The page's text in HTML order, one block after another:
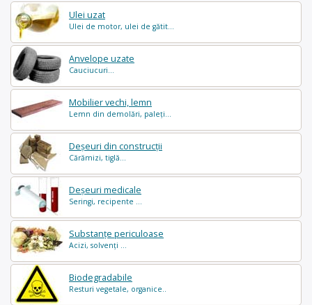
Ulei uzat
Ulei de motor, ulei de gătit...
Anvelope uzate
Cauciucuri...
Mobilier vechi, lemn
Lemn din demolări, paleți...
Deșeuri din construcții
Cărămizi, tiglă...
Deșeuri medicale
Seringi, recipente ...
Substanțe periculoase
Acizi, solvenți ...
Biodegradabile
Resturi vegetale, organice..